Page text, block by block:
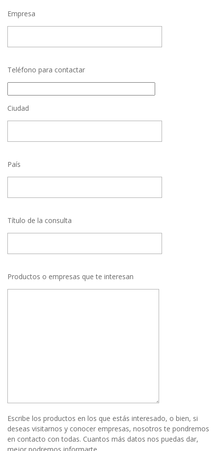
Empresa
Teléfono para contactar
Ciudad
País
Título de la consulta
Productos o empresas que te interesan
Escribe los productos en los que estás interesado, o bien, si
deseas visitarnos y conocer empresas, nosotros te pondremos
en contacto con todas. Cuantos más datos nos puedas dar,